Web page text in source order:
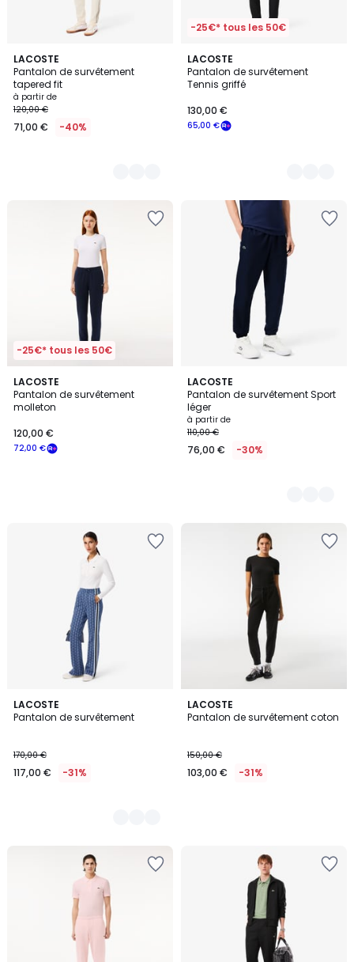
LACOSTE
Pantalon de survêtement
tapered fit
à partir de
120,00 €
71,00 € -40%
3
Couleurs
-25€* tous les 50€
LACOSTE
Pantalon de survêtement
Tennis griffé
65,00 €
130,00 €
2
Couleurs
-25€* tous les 50€
LACOSTE
Pantalon de survêtement
molleton
72,00 €
120,00 €
LACOSTE
Pantalon de survêtement Sport
léger
à partir de
110,00 €
76,00 € -30%
2
Couleurs
LACOSTE
Pantalon de survêtement
170,00 €
117,00 € -31%
2
Couleurs
LACOSTE
Pantalon de survêtement coton
150,00 €
103,00 € -31%